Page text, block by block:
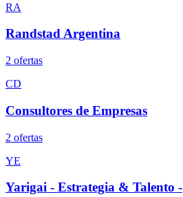
RA
Randstad Argentina
2 ofertas
CD
Consultores de Empresas
2 ofertas
YE
Yarigai - Estrategia & Talento -